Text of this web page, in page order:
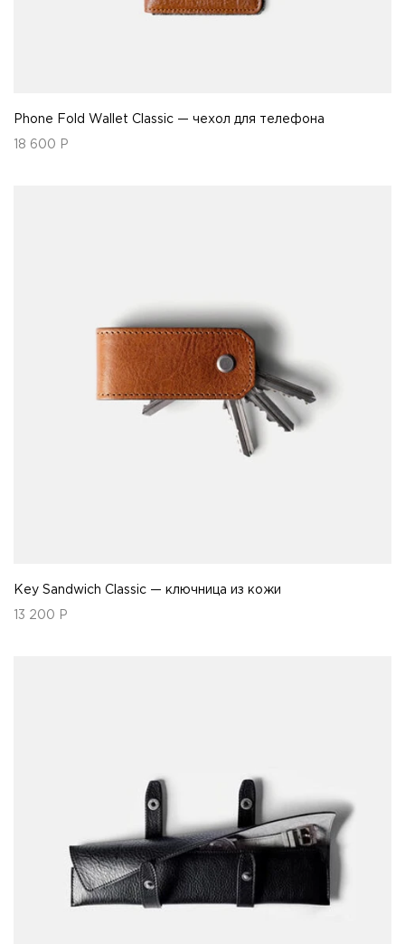
Phone Fold Wallet Classic — чехол для телефона
18 600 Р
Key Sandwich Classic — ключница из кожи
13 200 Р